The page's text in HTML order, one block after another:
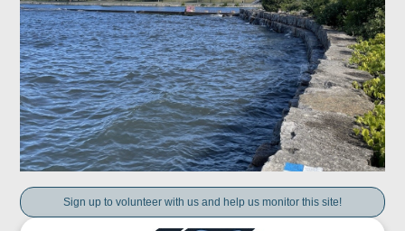
Sign up to volunteer with us and help us monitor this site!